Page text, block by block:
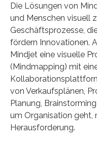
Die Lösungen von
und Menschen visuell
Geschäftsprozesse,
fördern Innovationen.
Mindjet eine visuelle
(Mindmapping) mit
von Verkaufsplänen,
Planung,
um Organisation geht,
Herausforderung.